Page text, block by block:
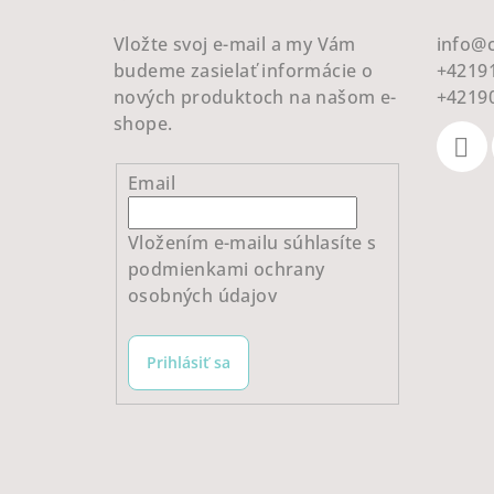
Vložte svoj e-mail a my Vám
budeme zasielať informácie o
nových produktoch na našom e-
shope.
Email
Vložením e-mailu súhlasíte s
podmienkami ochrany
osobných údajov
Prihlásiť sa
info@